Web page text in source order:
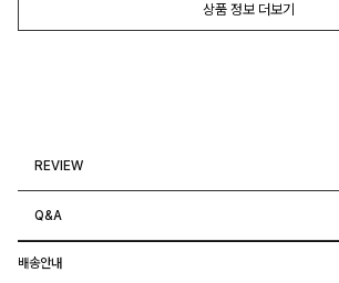
상품 정보 더보기
REVIEW
Q&A
배송안내